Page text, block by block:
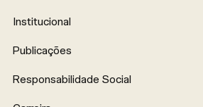
Institucional
Publicações
Responsabilidade Social